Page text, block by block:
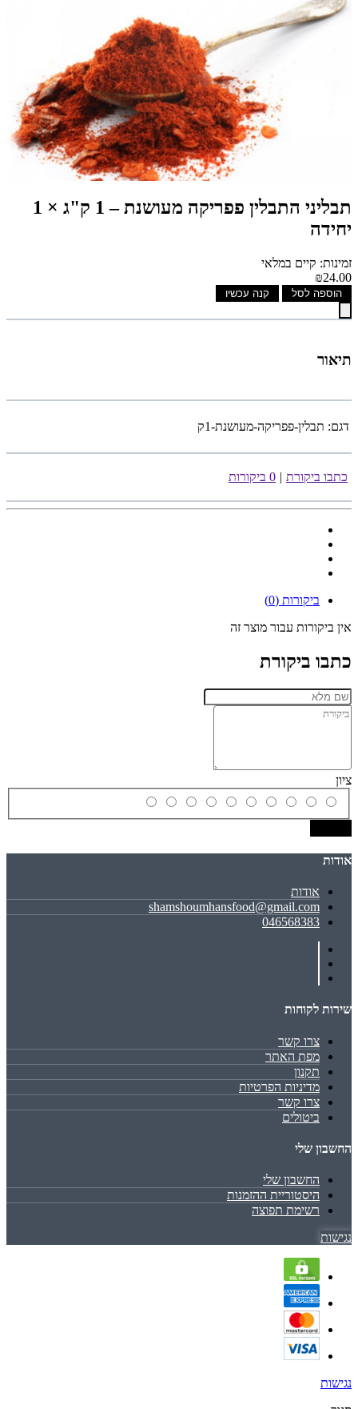
תבליני התבלין פפריקה מעושנת – 1 ק"ג × 1
יחידה
זמינות: קיים במלאי
₪24.00
הוספה לסל קנה עכשיו
תיאור
דגם: תבלין-פפריקה-מעושנת-1ק
כתבו ביקורת | 0 ביקורות
ביקורות (0)
אין ביקורות עבור מוצר זה
כתבו ביקורת
ציון
אודות
אודות
shamshoumhansfood@gmail.com
046568383
שירות לקוחות
צרו קשר
מפת האתר
תקנון
מדיניות הפרטיות
צרו קשר
ביטולים
החשבון שלי
החשבון שלי
היסטוריית ההזמנות
רשימת תפוצה
נגישות
נגישות